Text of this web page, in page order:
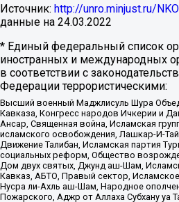
Источник: http://unro.minjust.ru/
данные на 24.03.2022
* Единый федеральный список
иностранных и международных
в соответствии с
Федерации террористическими:
Высший военный Маджлисуль Шура
Кавказа, Конгресс народов Ичкерии и
Ансар, Священная война, Исламская
исламского освобождения, Лашкар-И-
Движение Талибан, Исламская партия
социальных реформ, Общество
Дом двух святых, Джунд аш-Шам,
Кавказ, АБТО, Правый сектор,
Нусра ли-Ахль аш-Шам, Народное
Пожарского, Аджр от Аллаха Субхану уа